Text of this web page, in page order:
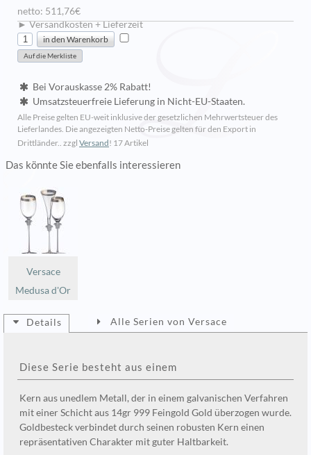
netto: 511,76€
► Versandkosten + Lieferzeit
Bei Vorauskasse 2% Rabatt!
Umsatzsteuerfreie Lieferung in Nicht-EU-Staaten.
Alle Preise gelten EU-weit inklusive der gesetzlichen Mehrwertsteuer des
Lieferlandes. Die angezeigten Netto-Preise gelten für den Export in
Drittländer.. zzgl Versand! 17 Artikel
Das könnte Sie ebenfalls interessieren
Versace
Medusa d'Or
Details
Diese Serie besteht aus einem
Kern aus unedlem Metall, der in einem galvanischen Verfahren
mit einer Schicht aus 14gr 999 Feingold Gold überzogen wurde.
Goldbesteck verbindet durch seinen robusten Kern einen
repräsentativen Charakter mit guter Haltbarkeit.
Alle Serien von Versace